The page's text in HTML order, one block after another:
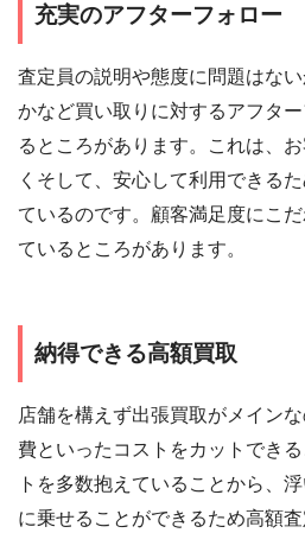
充実のアフターフォロー
査定員の説明や態度に問題はな
かなど買い取りに対するアフタ
るところがあります。これは、
くそして、安心して利用できる
ているのです。顧客満足度にこ
ているところがあります。
納得できる高額買取
店舗を構えず出張買取がメイン
費といったコストをカットでき
トを多数抱えていることから、
に乗せることができるため高額査